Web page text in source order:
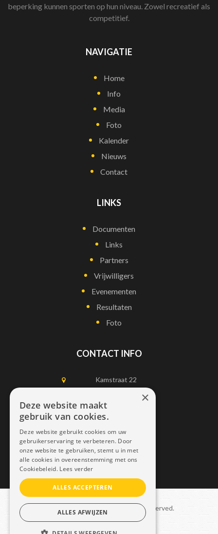
beperking kunnen sporten op hun niveau. Zowel recreatief als
competitief.
NAVIGATIE
Home
Info
Media
Foto
Kalender
Nieuws
Contact
LINKS
Documenten
Links
Partners
Vrijwilligers
Evenementen
Resultaten
Foto
CONTACT INFO
Kamstraat 22
1750 Lennik
0497452898
info@dais.be
Copyright © 2021 Dais. All rights reserved.
Sitemap–GDPR
×
Deze website maakt
gebruik van cookies.
Deze website gebruikt cookies om uw
gebruikerservaring te verbeteren. Door
onze website te gebruiken, stemt u in met
alle cookies in overeenstemming met ons
Cookiebeleid. Lees verder
ALLES ACCEPTEREN
ALLES AFWIJZEN